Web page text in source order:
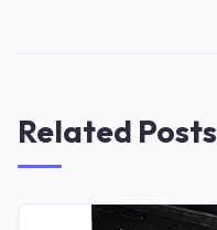
Related Posts